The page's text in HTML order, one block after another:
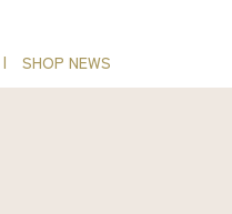
SHOP NEWS